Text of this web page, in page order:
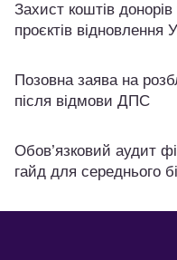
Захист коштів
проєктів відновлення
Позовна заява на
після відмови ДПС
Обов’язковий аудит
гайд для середнього